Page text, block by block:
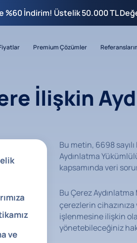
İndirim! Üstelik 50.000 TL
Premium Çözümler
İlişkin
ve
Bu metin, 6698
Aydınlatma
kapsamında veri
Bu Çerez Aydınlatma
çerezlerin
işlenmesine ilişkin
yönetebileceğiniz